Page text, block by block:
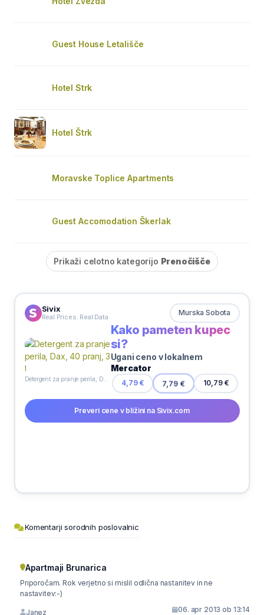
Guest House Letališče
Hotel Strk
Hotel Štrk
Moravske Toplice Apartments
Guest Accomodation Škerlak
Prikaži celotno kategorijo Prenočišče
Sivix
Real Prices. Real Data Murska Sobota
Kako pameten kupec
si?
Ugani ceno v lokalnem
Mercator
4,79 € 7,79 € 10,79 €
Preveri cene v bližini na Sivix.com
Komentarji sorodnih poslovalnic
Apartmaji Brunarica
Priporočam. Rok verjetno si mislil odlična nastanitev in ne
nastavitev:-)
Janez 06. apr 2013 ob 13:14